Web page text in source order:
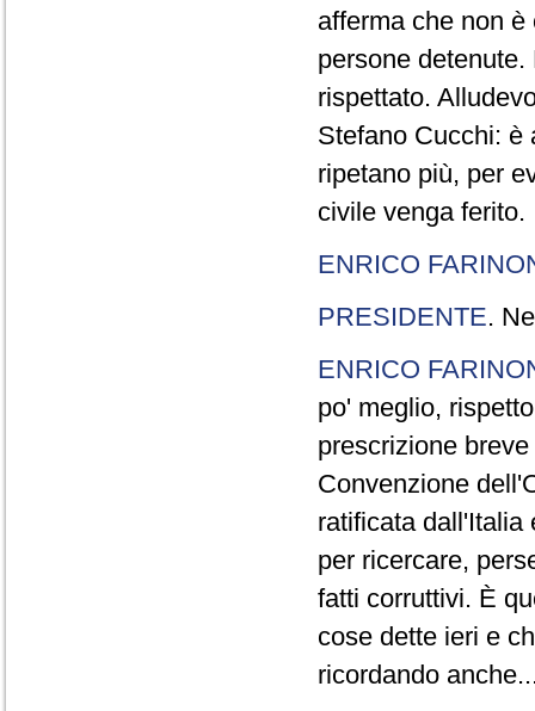
afferma che non
persone
rispettato.
Stefano Cucchi: è
ripetano più, per
civile venga ferito.
ENRICO
PRESIDENTE.
ENRICO
po' meglio,
prescrizione
Convenzione
ratificata dall'Italia
per ricercare,
fatti corruttivi. È
cose dette ieri e
ricordando